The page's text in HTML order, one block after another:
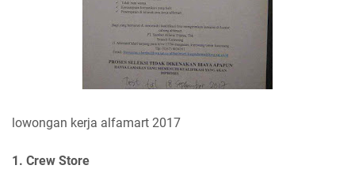
lowongan kerja alfamart 2017
1. Crew Store